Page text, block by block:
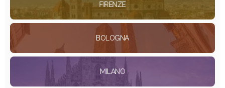
FIRENZE
BOLOGNA
MILANO